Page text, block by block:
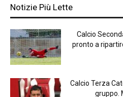
Notizie Più Lette
Calcio
pronto a
Calcio Terza
gruppo.